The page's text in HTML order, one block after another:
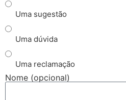
Uma sugestão
Uma dúvida
Uma reclamação
Nome (opcional)